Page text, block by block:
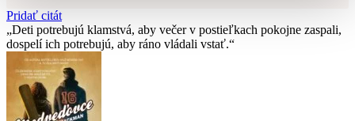
Pridať citát
Deti potrebujú klamstvá, aby večer v postieľkach pokojne zaspali,
dospelí ich potrebujú, aby ráno vládali vstať.